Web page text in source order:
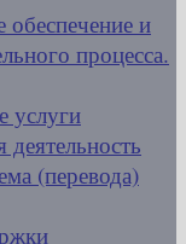
обеспечение и
процесса.
услуги
(перевода)